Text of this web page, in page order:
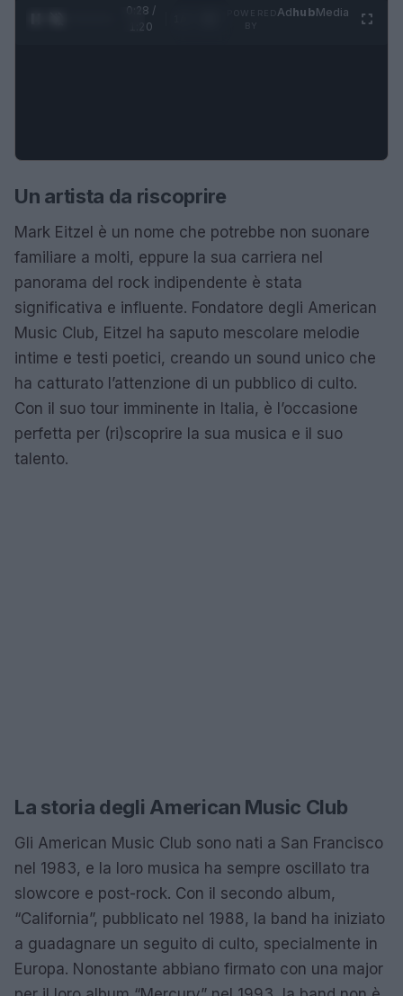
0:28 /
1:20
AdhubMedia
Un artista da riscoprire
Mark Eitzel è un nome che potrebbe non suonare
familiare a molti, eppure la sua carriera nel
panorama del rock indipendente è stata
significativa e influente. Fondatore degli American
Music Club, Eitzel ha saputo mescolare melodie
intime e testi poetici, creando un sound unico che
ha catturato l’attenzione di un pubblico di culto.
Con il suo tour imminente in Italia, è l’occasione
perfetta per (ri)scoprire la sua musica e il suo
talento.
La storia degli American Music Club
Gli American Music Club sono nati a San Francisco
nel 1983, e la loro musica ha sempre oscillato tra
slowcore e post-rock. Con il secondo album,
“California”, pubblicato nel 1988, la band ha iniziato
a guadagnare un seguito di culto, specialmente in
Europa. Nonostante abbiano firmato con una major